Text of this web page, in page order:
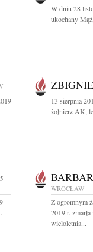
W dniu 28
ukochany
13 sierpnia
żołnierz AK,
WROCŁAW
Z ogromnym
2019 r.
wieloletnia...